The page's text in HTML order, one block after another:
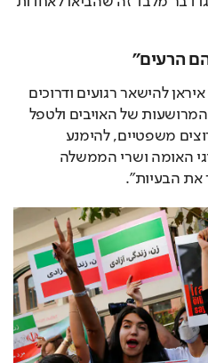
הרעים"
עוד אמר: "אני מבקש מתושבי איראן להישאר רגועים ודרוכים
כדי לא להיות מטרה לתוכניות המרושעות של האויבים ולטפל
בבעיות שלהם עם דיאלוג ובערוצים משפטיים, להימנע
מאלימות ולהיות בטוחים שנציגי האומה ושרי הממשלה
הבעיות".